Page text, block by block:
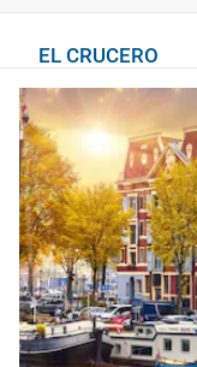
EL CRUCERO